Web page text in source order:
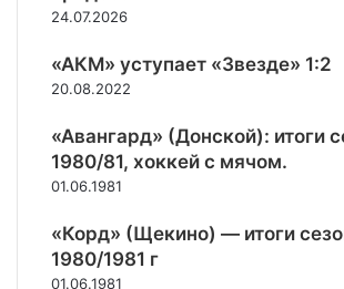
u
p
»
0
2
1
о
у
р
24.07.2026
«АКМ» уступает «Звезде» 1:2
20.08.2022
«Авангард» (Донской): итоги
1980/81, хоккей с мячом.
01.06.1981
«Корд» (Щекино) — итоги
1980/1981 г
01.06.1981